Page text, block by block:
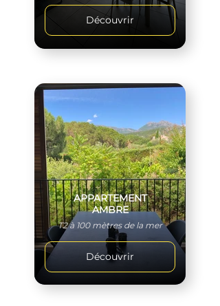
Découvrir
APPARTEMENT
AMBRE
T2 à 100 mètres de la mer
Découvrir